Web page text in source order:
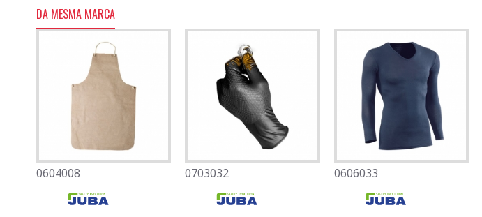
DA MESMA MARCA
0604008 0703032 0606033
0501080 0701007 0501082